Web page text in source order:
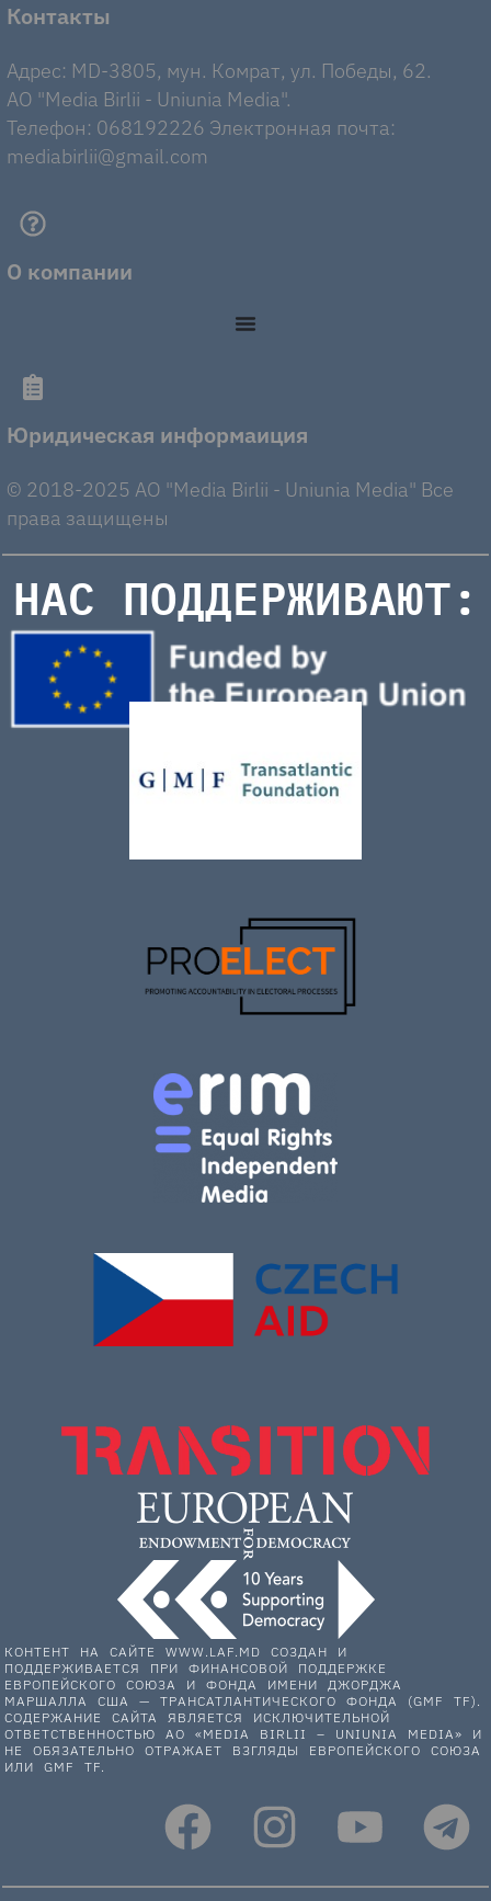
Контакты
Адрес: MD-3805, мун. Комрат, ул. Победы, 62.
AO "Media Birlii - Uniunia Media".
Телефон: 068192226 Электронная почта:
mediabirlii@gmail.com
О компании
Юридическая информаиция
© 2018-2025 AO "Media Birlii - Uniunia Media" Все
права защищены
НАС ПОДДЕРЖИВАЮТ:
КОНТЕНТ НА САЙТЕ WWW.LAF.MD СОЗДАН И
ПОДДЕРЖИВАЕТСЯ ПРИ ФИНАНСОВОЙ ПОДДЕРЖКЕ
ЕВРОПЕЙСКОГО СОЮЗА И ФОНДА ИМЕНИ ДЖОРДЖА
МАРШАЛЛА США — ТРАНСАТЛАНТИЧЕСКОГО ФОНДА (GMF TF).
СОДЕРЖАНИЕ САЙТА ЯВЛЯЕТСЯ ИСКЛЮЧИТЕЛЬНОЙ
ОТВЕТСТВЕННОСТЬЮ АО «MEDIA BIRLII – UNIUNIA MEDIA» И
НЕ ОБЯЗАТЕЛЬНО ОТРАЖАЕТ ВЗГЛЯДЫ ЕВРОПЕЙСКОГО СОЮЗА
ИЛИ GMF TF.